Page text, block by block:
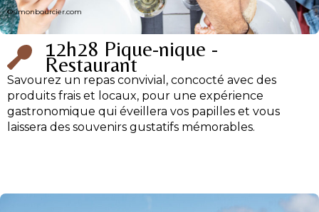
©simonbourcier.com
12h28 Pique-nique -
Restaurant
Savourez un repas convivial, concocté avec des
produits frais et locaux, pour une expérience
gastronomique qui éveillera vos papilles et vous
laissera des souvenirs gustatifs mémorables.